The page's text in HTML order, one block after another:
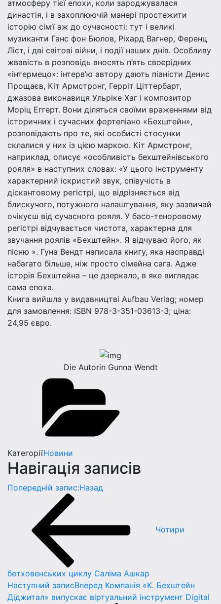
атмосферу тієї епохи, коли зароджувалася
династія, і в захоплюючій манері простежити
історію сім’ї аж до сучасності: тут і великі
музиканти Ганс фон Бюлов, Ріхард Вагнер, Ференц
Ліст, і дві світові війни, і події наших днів. Особливу
жвавість в розповідь вносять п’ять своєрідних
«інтермецо»: інтерв’ю автору дають піаністи Денис
Прощаєв, Кіт Армстронг, Герріт Ціттербарт,
джазовa виконавиця Ульріке Хаг і композитор
Моріц Еггерт. Вони діляться своїми враженнями від
історичних і сучасних фортепіано «Бехштейн»,
розповідають про те, які особисті стосунки
склалися у них із цією маркою. Кіт Армстронг,
наприклад, описує «особливість бехштейнівського
рояля» в наступних словах: «У цього інструменту
характерний іскристий звук, співучість в
діскантовому регістрі, що відрізняється від
блискучого, потужного налаштування, яку зазвичай
очікуєш від сучасного рояля. У басо-теноровому
регістрі відчувається чистота, характерна для
звучання роялів «Бехштейн». Я відчуваю його, як
пісню ». Гуна Вендт написала книгу, яка насправді
набагато більше, ніж просто сімейна сага. Адже
історія Бехштейна – це дзеркало, в яке виглядає
сама епоха.
Книга вийшла у видавництві Aufbau Verlag; номер
для замовлення: ISBN 978-3-351-03613-3; ціна:
24,95 євро.
Die Autorin Gunna Wendt
КатегоріїНовини
Навігація записів
Попередній запис:Назад
Чотири
бетховенських циклу Саліма Ашкар
Наступний записВперед Компанія «K. Бехштейн
Діджитал» випускає віртуальний інструмент Digital